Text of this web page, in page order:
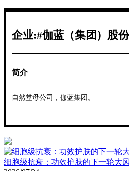
企业:#伽蓝（集团）股
简介
自然堂母公司，伽蓝集团。
细胞级抗衰：功效护肤的下一轮大